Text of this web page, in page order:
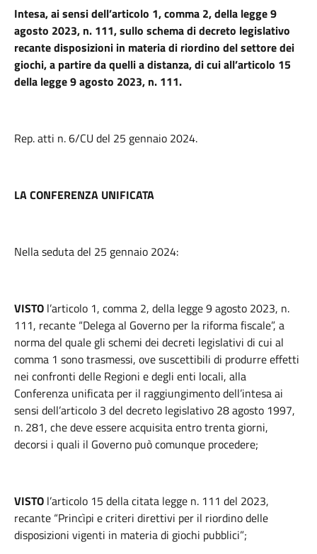
Intesa, ai sensi dell’articolo 1, comma 2, della legge 9
agosto 2023, n. 111, sullo schema di decreto legislativo
recante disposizioni in materia di riordino del settore dei
giochi, a partire da quelli a distanza, di cui all’articolo 15
della legge 9 agosto 2023, n. 111.
Rep. atti n. 6/CU del 25 gennaio 2024.
LA CONFERENZA UNIFICATA
Nella seduta del 25 gennaio 2024:
VISTO l’articolo 1, comma 2, della legge 9 agosto 2023, n.
111, recante “Delega al Governo per la riforma fiscale”, a
norma del quale gli schemi dei decreti legislativi di cui al
comma 1 sono trasmessi, ove suscettibili di produrre effetti
nei confronti delle Regioni e degli enti locali, alla
Conferenza unificata per il raggiungimento dell’intesa ai
sensi dell’articolo 3 del decreto legislativo 28 agosto 1997,
n. 281, che deve essere acquisita entro trenta giorni,
decorsi i quali il Governo può comunque procedere;
VISTO l’articolo 15 della citata legge n. 111 del 2023,
recante “Princìpi e criteri direttivi per il riordino delle
disposizioni vigenti in materia di giochi pubblici”;